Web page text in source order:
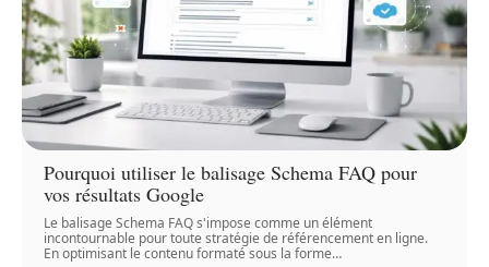
Pourquoi utiliser le balisage Schema FAQ pour
vos résultats Google
Le balisage Schema FAQ s'impose comme un élément
incontournable pour toute stratégie de référencement en ligne.
En optimisant le contenu formaté sous la forme…